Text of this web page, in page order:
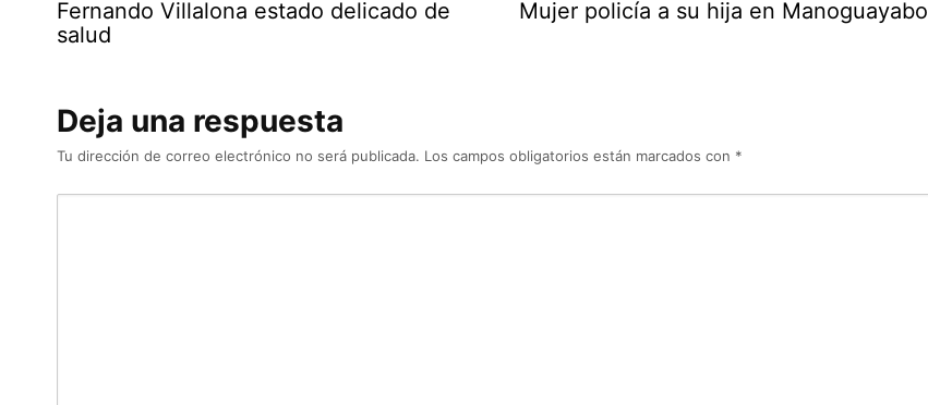
Fernando Villalona estado delicado de
salud
Mujer policía a su hija en Manoguayabo
Deja una respuesta
Tu dirección de correo electrónico no será publicada. Los campos obligatorios están marcados con *